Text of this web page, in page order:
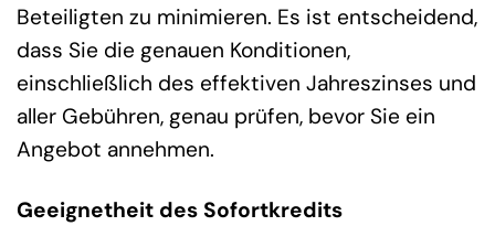
Beteiligten zu minimieren. Es ist entscheidend,
dass Sie die genauen Konditionen,
einschließlich des effektiven Jahreszinses und
aller Gebühren, genau prüfen, bevor Sie ein
Angebot annehmen.
Geeignetheit des Sofortkredits